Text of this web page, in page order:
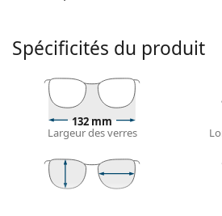
soleil grâce à la fonction
Monture de lunettes de soleil
La couleur grise de la monture
parfaitement avec tous les
cheveux roux, gris, blancs ou
Lunettes de soleil à montures
ronde, ovale ou triangulaire.
La monture des lunettes de
Spécificités du produit
132 mm
Largeur des verres